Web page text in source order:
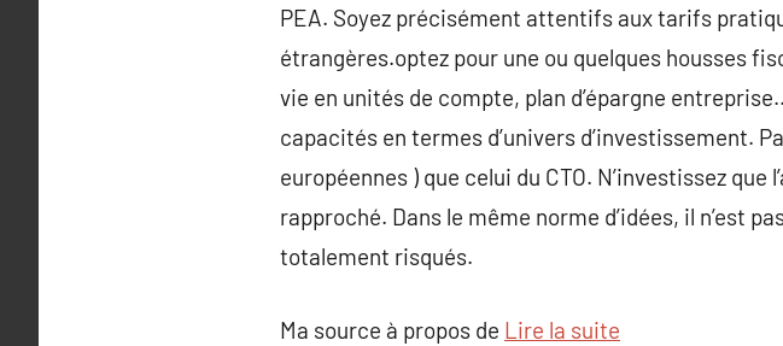
PEA. Soyez précisément attentifs aux tarifs
étrangères.optez pour une ou quelques housses
vie en unités de compte, plan d’épargne
capacités en termes d’univers d’investissement.
européennes ) que celui du CTO. N’investissez
rapproché. Dans le même norme d’idées, il n’est
totalement risqués.
Ma source à propos de Lire la suite